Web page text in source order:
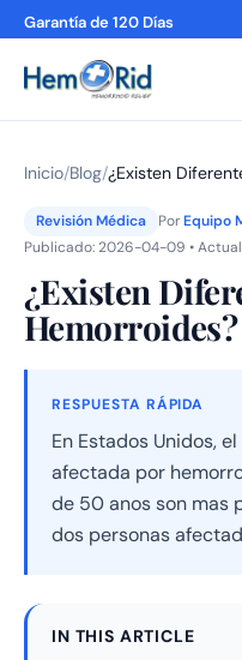
Garantía de 120 Días
Inicio/Blog/¿Existen
Revisión Médica PorEquipo
Publicado: 2026-04-09 •
¿Existen
Hemorroides?
RESPUESTA RÁPIDA
En Estados Unidos,
afectada por
de 50 anos son mas
dos personas
IN THIS ARTICLE